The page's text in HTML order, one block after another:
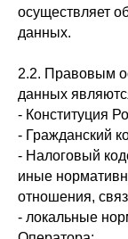
осуществляет
данных.
2.2. Правовым
данных
- Конституция
- Гражданский
- Налоговый
иные
отношения,
- локальные